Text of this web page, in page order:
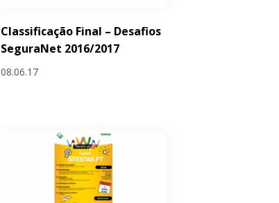
Classificação Final – Desafios
SeguraNet 2016/2017
08.06.17